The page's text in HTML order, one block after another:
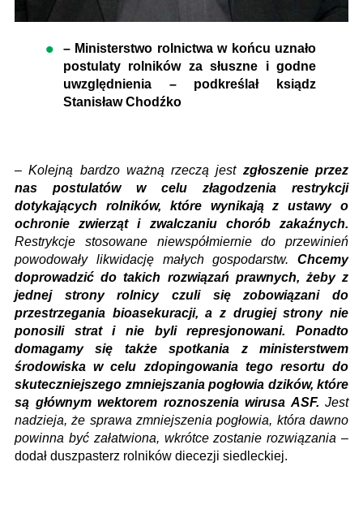
– Ministerstwo rolnictwa w końcu uznało
postulaty rolników za słuszne i godne
uwzględnienia – podkreślał ksiądz
Stanisław Chodźko
–Kolejną bardzo ważną rzeczą jest zgłoszenie przez
nas postulatów w celu złagodzenia restrykcji
dotykających rolników, które wynikają z ustawy o
ochronie zwierząt i zwalczaniu chorób zakaźnych.
Restrykcje stosowane niewspółmiernie do przewinień
powodowały likwidację małych gospodarstw. Chcemy
doprowadzić do takich rozwiązań prawnych, żeby z
jednej strony rolnicy czuli się zobowiązani do
przestrzegania bioasekuracji, a z drugiej strony nie
ponosili strat i nie byli represjonowani. Ponadto
domagamy się także spotkania z ministerstwem
środowiska w celu zdopingowania tego resortu do
skuteczniejszego zmniejszania pogłowia dzików, które
są głównym wektorem roznoszenia wirusa ASF. Jest
nadzieja, że sprawa zmniejszenia pogłowia, która dawno
powinna być załatwiona, wkrótce zostanie rozwiązania –
dodał duszpasterz rolników diecezji siedleckiej.